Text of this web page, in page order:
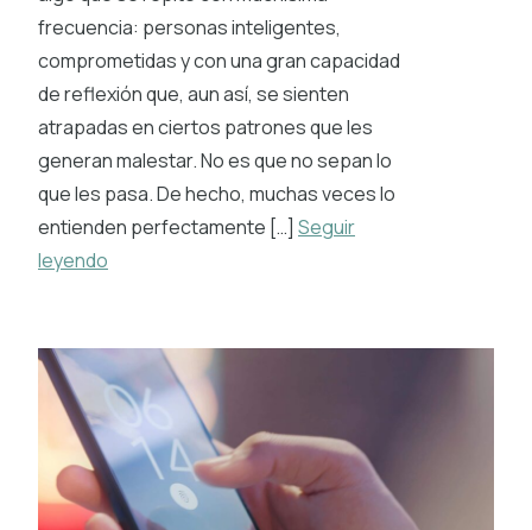
frecuencia: personas inteligentes,
comprometidas y con una gran capacidad
de reflexión que, aun así, se sienten
atrapadas en ciertos patrones que les
generan malestar. No es que no sepan lo
que les pasa. De hecho, muchas veces lo
entienden perfectamente […] Seguir
leyendo